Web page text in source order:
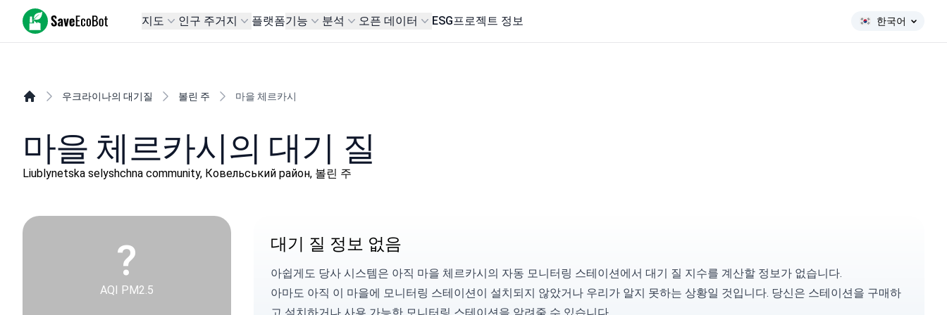
SaveEcoBot 지도 인구 주거지 플랫폼기능 분석 오픈 데이터 ESG프로젝트 정보 한국어
우크라이나의 대기질 볼린 주 마을 체르카시
마을 체르카시의 대기 질
Liublynetska selyshchna community, Ковельський район, 볼린 주
?
AQI PM2.5
대기 질 정보 없음
아쉽게도 당사 시스템은 아직 마을 체르카시의 자동 모니터링 스테이션에서 대기 질 지수를 계산할 정보가 없습니다.
아마도 아직 이 마을에 모니터링 스테이션이 설치되지 않았거나 우리가 알지 못하는 상황일 것입니다. 당신은 스테이션을 구매하